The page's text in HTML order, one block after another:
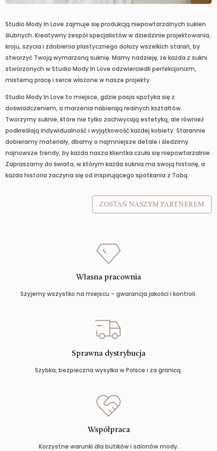
Studio Mody In Love zajmuje się produkcją niepowtarzalnych sukien
ślubnych. Kreatywny zespół specjalistów w dziedzinie projektowania,
kroju, szycia i zdobienia plastycznego dołoży wszelkich starań, by
stworzyć Twoją wymarzoną suknię. Mamy nadzieję, że każda z sukni
stworzonych w Studio Mody In Love odzwierciedli perfekcjonizm,
misterną pracę i serce włożone w nasze projekty.
Studio Mody In Love to miejsce, gdzie pasja spotyka się z
doświadczeniem, a marzenia nabierają realnych kształtów.
Tworzymy suknie, które nie tylko zachwycają estetyką, ale również
podkreślają indywidualność i wyjątkowość każdej kobiety. Starannie
dobieramy materiały, dbamy o najmniejsze detale i śledzimy
najnowsze trendy, by każda nasza klientka czuła się niepowtarzalnie.
Zapraszamy do świata, w którym każda suknia ma swoją historię, a
każda historia zaczyna się od inspirującego spotkania z Tobą.
ZOSTAŃ NASZYM PARTNEREM
Własna pracownia
Szyjemy wszystko na miejscu – gwarancja jakości i kontroli.
Sprawna dystrybucja
Szybka, bezpieczna wysyłka w Polsce i za granicą.
Współpraca
Korzystne warunki dla butików i salonów mody.